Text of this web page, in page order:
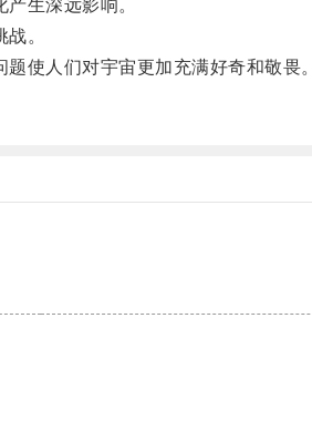
生深远影响。
。
使人们对宇宙更加充满好奇和敬畏。